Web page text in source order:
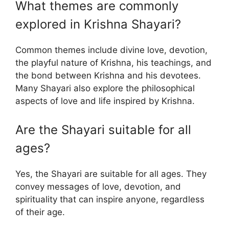
What themes are commonly
explored in Krishna Shayari?
Common themes include divine love, devotion,
the playful nature of Krishna, his teachings, and
the bond between Krishna and his devotees.
Many Shayari also explore the philosophical
aspects of love and life inspired by Krishna.
Are the Shayari suitable for all
ages?
Yes, the Shayari are suitable for all ages. They
convey messages of love, devotion, and
spirituality that can inspire anyone, regardless
of their age.